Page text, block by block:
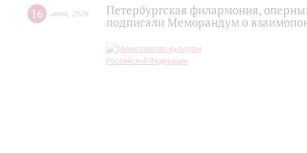
16 июня 2026
Петербургская филармония,
подписали Меморандум о